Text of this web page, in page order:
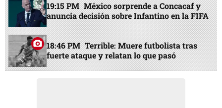
19:15 PM México sorprende a Concacaf y
anuncia decisión sobre Infantino en la FIFA
18:46 PM Terrible: Muere futbolista tras
fuerte ataque y relatan lo que pasó